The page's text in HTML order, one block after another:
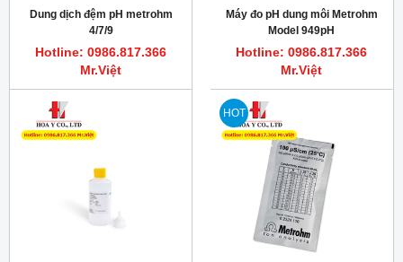
Dung dịch đệm pH metrohm
4/7/9
Hotline: 0986.817.366
Mr.Việt
Máy đo pH dung môi Metrohm
Model 949pH
Hotline: 0986.817.366
Mr.Việt
HOT